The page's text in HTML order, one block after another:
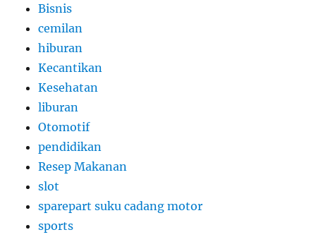
Bisnis
cemilan
hiburan
Kecantikan
Kesehatan
liburan
Otomotif
pendidikan
Resep Makanan
slot
sparepart suku cadang motor
sports